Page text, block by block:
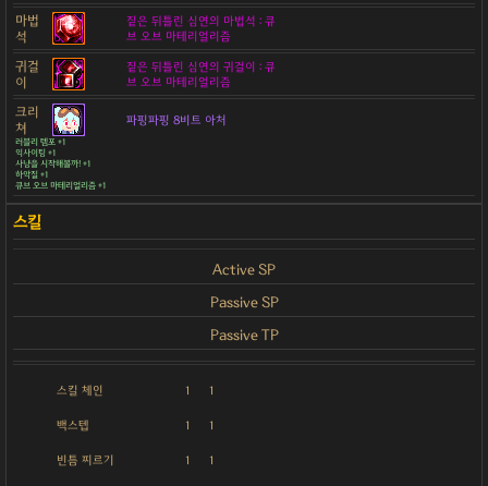
마법
석
짙은 뒤틀린 심연의 마법석 : 큐
브 오브 마테리얼리즘
귀걸
이
짙은 뒤틀린 심연의 귀걸이 : 큐
브 오브 마테리얼리즘
크리
쳐
파핑파핑 8비트 아처
러블리 템포 +1
익사이팅 +1
사냥을 시작해볼까! +1
하악질 +1
큐브 오브 마테리얼리즘 +1
Active SP
Passive SP
Passive TP
스킬 체인 1 1
백스텝 1 1
빈틈 찌르기 1 1